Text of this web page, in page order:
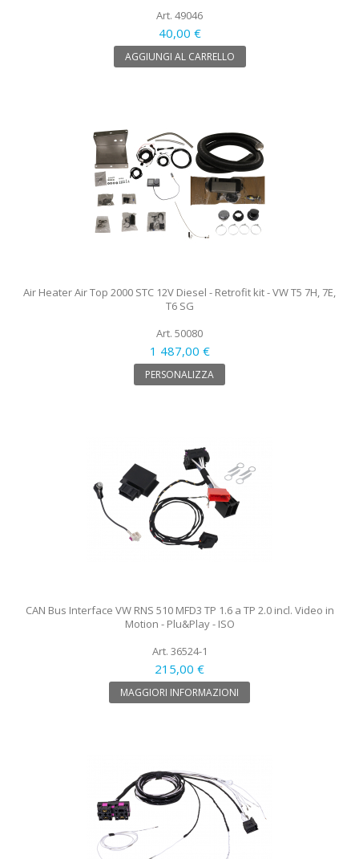
Art. 49046
40,00 €
AGGIUNGI AL CARRELLO
Air Heater Air Top 2000 STC 12V Diesel - Retrofit kit - VW T5 7H, 7E,
T6 SG
Art. 50080
1 487,00 €
PERSONALIZZA
CAN Bus Interface VW RNS 510 MFD3 TP 1.6 a TP 2.0 incl. Video in
Motion - Plu&Play - ISO
Art. 36524-1
215,00 €
MAGGIORI INFORMAZIONI